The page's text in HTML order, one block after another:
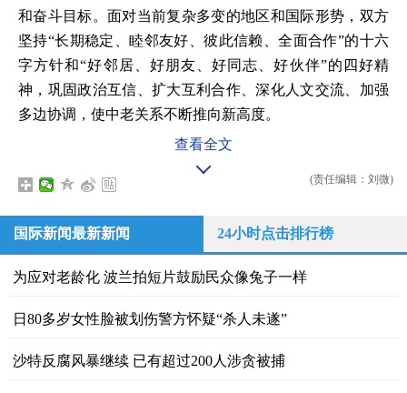
和奋斗目标。面对当前复杂多变的地区和国际形势，双方
坚持“长期稳定、睦邻友好、彼此信赖、全面合作”的十六
字方针和“好邻居、好朋友、好同志、好伙伴”的四好精
神，巩固政治互信、扩大互利合作、深化人文交流、加强
多边协调，使中老关系不断推向新高度。
查看全文
(责任编辑：刘微)
国际新闻最新新闻 24小时点击排行榜
为应对老龄化 波兰拍短片鼓励民众像兔子一样
日80多岁女性脸被划伤警方怀疑“杀人未遂”
沙特反腐风暴继续 已有超过200人涉贪被捕